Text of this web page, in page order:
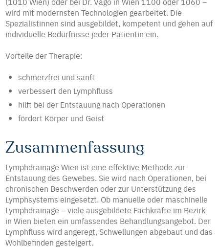
wird mit modernsten Technologien gearbeitet. Die
Spezialistinnen sind ausgebildet, kompetent und gehen auf
individuelle Bedürfnisse jeder Patientin ein.
Vorteile der Therapie:
schmerzfrei und sanft
verbessert den Lymphfluss
hilft bei der Entstauung nach Operationen
fördert Körper und Geist
Zusammenfassung
Lymphdrainage Wien ist eine effektive Methode zur
Entstauung des Gewebes. Sie wird nach Operationen, bei
chronischen Beschwerden oder zur Unterstützung des
Lymphsystems eingesetzt. Ob manuelle oder maschinelle
Lymphdrainage – viele ausgebildete Fachkräfte im Bezirk
in Wien bieten ein umfassendes Behandlungsangebot. Der
Lymphfluss wird angeregt, Schwellungen abgebaut und das
Wohlbefinden gesteigert.